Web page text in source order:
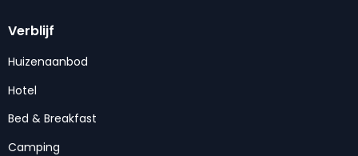
Verblijf
Huizenaanbod
Hotel
Bed & Breakfast
Camping